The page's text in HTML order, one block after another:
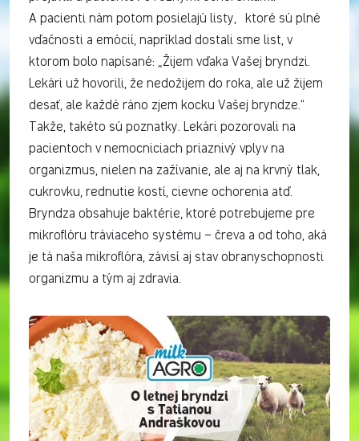
A pacienti nám potom posielajú listy, ktoré sú plné
vďačnosti a emócií, napríklad dostali sme list, v
ktorom bolo napísané: „Žijem vďaka Vašej bryndzi.
Lekári už hovorili, že nedožijem do roka, ale už žijem
desať, ale každé ráno zjem kocku Vašej bryndze.“
Takže, takéto sú poznatky. Lekári pozorovali na
pacientoch v nemocniciach priaznivý vplyv na
organizmus, nielen na zažívanie, ale aj na krvný tlak,
cukrovku, rednutie kostí, cievne ochorenia atď.
Bryndza obsahuje baktérie, ktoré potrebujeme pre
mikroflóru tráviaceho systému – čreva a od toho, aká
je tá naša mikroflóra, závisí aj stav obranyschopnosti
organizmu a tým aj zdravia.